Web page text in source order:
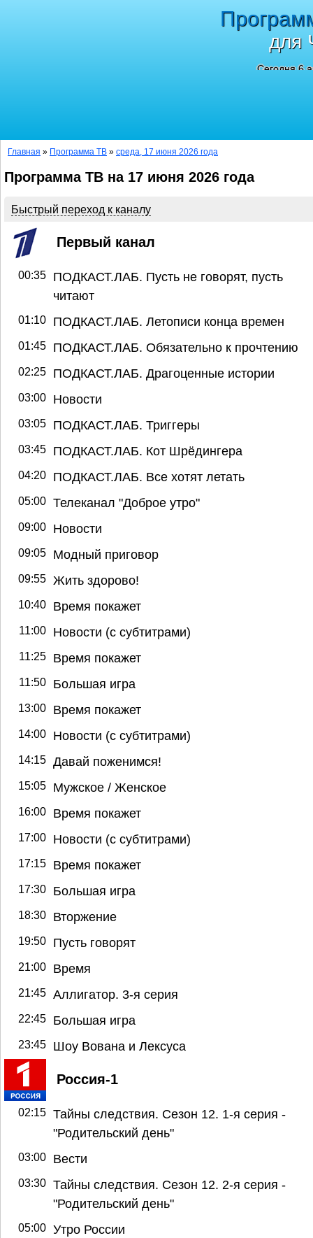
для
Сегодня 6
Главная » Программа ТВ » среда, 17 июня 2026 года
Программа ТВ на 17 июня 2026 года
Быстрый переход к каналу
Первый канал
00:35
ПОДКАСТ.ЛАБ. Пусть не говорят, пусть
читают
01:10 ПОДКАСТ.ЛАБ. Летописи конца времен
01:45 ПОДКАСТ.ЛАБ. Обязательно к прочтению
02:25 ПОДКАСТ.ЛАБ. Драгоценные истории
03:00 Новости
03:05 ПОДКАСТ.ЛАБ. Триггеры
03:45 ПОДКАСТ.ЛАБ. Кот Шрёдингера
04:20 ПОДКАСТ.ЛАБ. Все хотят летать
05:00 Телеканал "Доброе утро"
09:00 Новости
09:05 Модный приговор
09:55 Жить здорово!
10:40 Время покажет
11:00 Новости (с субтитрами)
11:25 Время покажет
11:50 Большая игра
13:00 Время покажет
14:00 Новости (с субтитрами)
14:15 Давай поженимся!
15:05 Мужское / Женское
16:00 Время покажет
17:00 Новости (с субтитрами)
17:15 Время покажет
17:30 Большая игра
18:30 Вторжение
19:50 Пусть говорят
21:00 Время
21:45 Аллигатор. 3-я серия
22:45 Большая игра
23:45 Шоу Вована и Лексуса
Россия-1
02:15 Тайны следствия. Сезон 12. 1-я серия -
"Родительский день"
03:00 Вести
03:30 Тайны следствия. Сезон 12. 2-я серия -
"Родительский день"
05:00 Утро России